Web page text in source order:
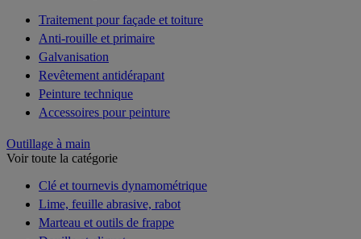
Traitement pour façade et toiture
Anti-rouille et primaire
Galvanisation
Revêtement antidérapant
Peinture technique
Accessoires pour peinture
Outillage à main
Voir toute la catégorie
Clé et tournevis dynamométrique
Lime, feuille abrasive, rabot
Marteau et outils de frappe